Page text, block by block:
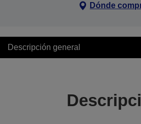
Dónde
Descripción general